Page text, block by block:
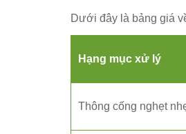
Dưới đây là bảng giá
Hạng mục xử lý
Thông cống nghẹt